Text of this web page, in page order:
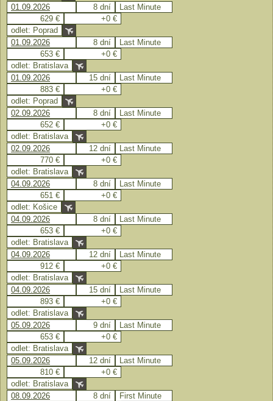
01.09.2026
8 dní
Last Minute
629 €
+0 €
odlet: Poprad
01.09.2026
8 dní
Last Minute
653 €
+0 €
odlet: Bratislava
01.09.2026
15 dní
Last Minute
883 €
+0 €
odlet: Poprad
02.09.2026
8 dní
Last Minute
652 €
+0 €
odlet: Bratislava
02.09.2026
12 dní
Last Minute
770 €
+0 €
odlet: Bratislava
04.09.2026
8 dní
Last Minute
651 €
+0 €
odlet: Košice
04.09.2026
8 dní
Last Minute
653 €
+0 €
odlet: Bratislava
04.09.2026
12 dní
Last Minute
912 €
+0 €
odlet: Bratislava
04.09.2026
15 dní
Last Minute
893 €
+0 €
odlet: Bratislava
05.09.2026
9 dní
Last Minute
653 €
+0 €
odlet: Bratislava
05.09.2026
12 dní
Last Minute
810 €
+0 €
odlet: Bratislava
08.09.2026
8 dní
First Minute